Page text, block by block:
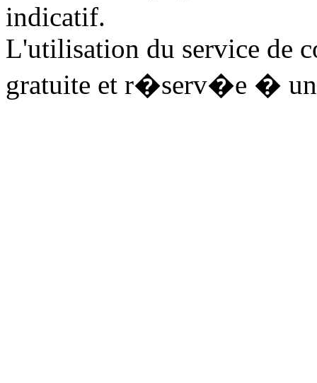
indicatif.
L'utilisation du service de
gratuite et r�serv�e � un